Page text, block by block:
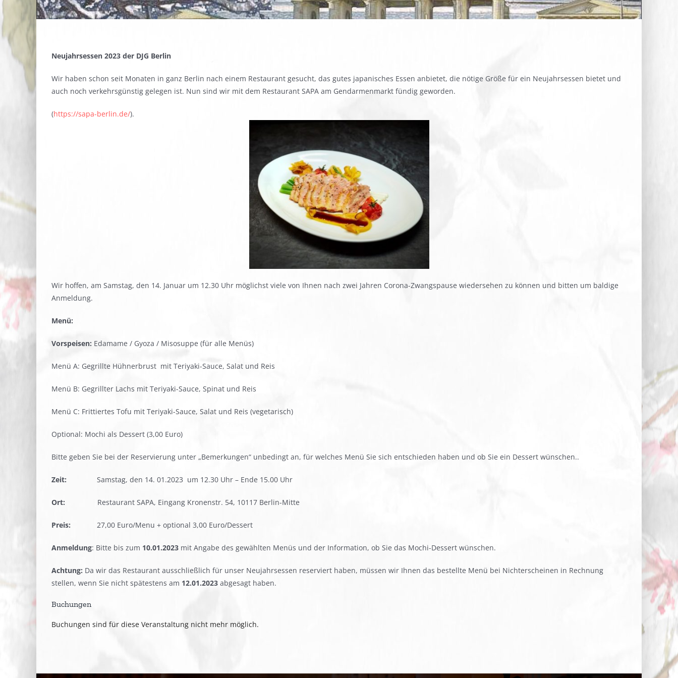
Neujahrsessen 2023 der DJG Berlin
Wir haben schon seit Monaten in ganz Berlin nach einem Restaurant gesucht, das gutes japanisches Essen anbietet, die nötige Größe für ein Neujahrsessen bietet und
auch noch verkehrsgünstig gelegen ist. Nun sind wir mit dem Restaurant SAPA am Gendarmenmarkt fündig geworden.
(https://sapa-berlin.de/).
Wir hoffen, am Samstag, den 14. Januar um 12.30 Uhr möglichst viele von Ihnen nach zwei Jahren Corona-Zwangspause wiedersehen zu können und bitten um baldige
Anmeldung.
Menü:
Vorspeisen: Edamame / Gyoza / Misosuppe (für alle Menüs)
Menü A: Gegrillte Hühnerbrust mit Teriyaki-Sauce, Salat und Reis
Menü B: Gegrillter Lachs mit Teriyaki-Sauce, Spinat und Reis
Menü C: Frittiertes Tofu mit Teriyaki-Sauce, Salat und Reis (vegetarisch)
Optional: Mochi als Dessert (3,00 Euro)
Bitte geben Sie bei der Reservierung unter „Bemerkungen“ unbedingt an, für welches Menü Sie sich entschieden haben und ob Sie ein Dessert wünschen..
Zeit: Samstag, den 14. 01.2023 um 12.30 Uhr – Ende 15.00 Uhr
Ort: Restaurant SAPA, Eingang Kronenstr. 54, 10117 Berlin-Mitte
Preis: 27,00 Euro/Menu + optional 3,00 Euro/Dessert
Anmeldung: Bitte bis zum 10.01.2023 mit Angabe des gewählten Menüs und der Information, ob Sie das Mochi-Dessert wünschen.
Achtung: Da wir das Restaurant ausschließlich für unser Neujahrsessen reserviert haben, müssen wir Ihnen das bestellte Menü bei Nichterscheinen in Rechnung
stellen, wenn Sie nicht spätestens am 12.01.2023 abgesagt haben.
Buchungen
Buchungen sind für diese Veranstaltung nicht mehr möglich.